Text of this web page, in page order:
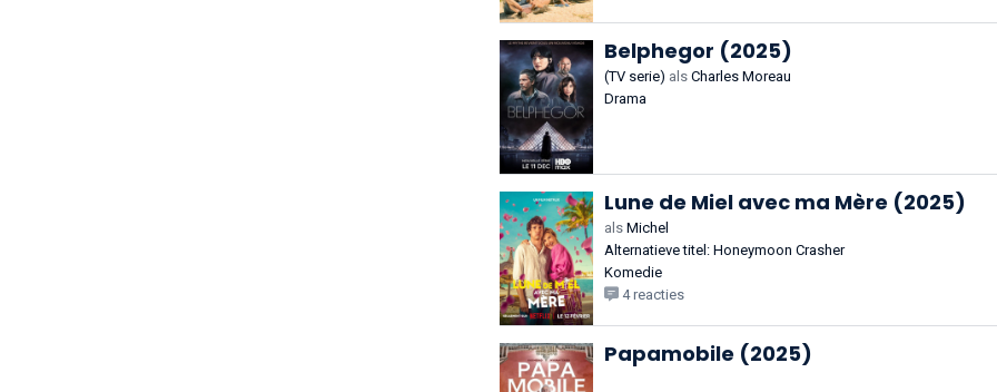
Belphegor (2025)
(TV serie) als Charles Moreau
Drama
Lune de Miel avec ma Mère (2025)
als Michel
Alternatieve titel: Honeymoon Crasher
Komedie
4 reacties
Papamobile (2025)